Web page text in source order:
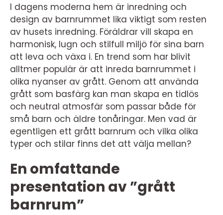
I dagens moderna hem är inredning och
design av barnrummet lika viktigt som resten
av husets inredning. Föräldrar vill skapa en
harmonisk, lugn och stilfull miljö för sina barn
att leva och växa i. En trend som har blivit
alltmer populär är att inreda barnrummet i
olika nyanser av grått. Genom att använda
grått som basfärg kan man skapa en tidlös
och neutral atmosfär som passar både för
små barn och äldre tonåringar. Men vad är
egentligen ett grått barnrum och vilka olika
typer och stilar finns det att välja mellan?
En omfattande
presentation av ”grått
barnrum”